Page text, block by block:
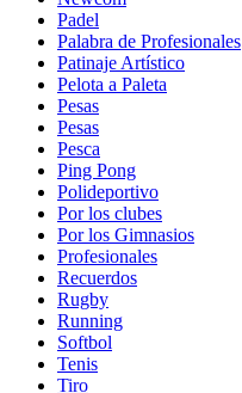
Padel
Palabra de Profesionales
Patinaje Artístico
Pelota a Paleta
Pesas
Pesas
Pesca
Ping Pong
Polideportivo
Por los clubes
Por los Gimnasios
Profesionales
Recuerdos
Rugby
Running
Softbol
Tenis
Tiro